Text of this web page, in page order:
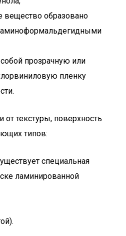
образовано
прозрачную или
пленку
от текстуры, поверхность
типов:
специальная
ламинированной